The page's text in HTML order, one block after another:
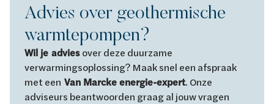
Advies over geothermische
warmtepompen?
Wil je adviesover deze duurzame
verwarmingsoplossing? Maak snel een afspraak
met een Van Marcke energie-expert. Onze
adviseurs beantwoorden graag al jouw vragen